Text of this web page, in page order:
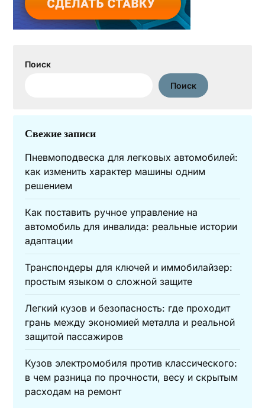
Поиск
Поиск
Свежие записи
Пневмоподвеска для легковых автомобилей:
как изменить характер машины одним
решением
Как поставить ручное управление на
автомобиль для инвалида: реальные истории
адаптации
Транспондеры для ключей и иммобилайзер:
простым языком о сложной защите
Легкий кузов и безопасность: где проходит
грань между экономией металла и реальной
защитой пассажиров
Кузов электромобиля против классического:
в чем разница по прочности, весу и скрытым
расходам на ремонт